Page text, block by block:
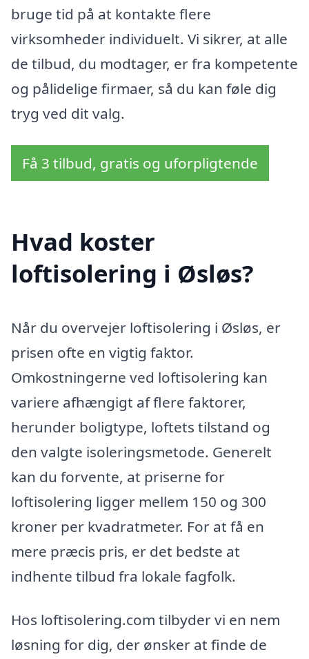
bruge tid på at kontakte flere
virksomheder individuelt. Vi sikrer, at alle
de tilbud, du modtager, er fra kompetente
og pålidelige firmaer, så du kan føle dig
tryg ved dit valg.
Få 3 tilbud, gratis og uforpligtende
Hvad koster
loftisolering i Øsløs?
Når du overvejer loftisolering i Øsløs, er
prisen ofte en vigtig faktor.
Omkostningerne ved loftisolering kan
variere afhængigt af flere faktorer,
herunder boligtype, loftets tilstand og
den valgte isoleringsmetode. Generelt
kan du forvente, at priserne for
loftisolering ligger mellem 150 og 300
kroner per kvadratmeter. For at få en
mere præcis pris, er det bedste at
indhente tilbud fra lokale fagfolk.
Hos loftisolering.com tilbyder vi en nem
løsning for dig, der ønsker at finde de